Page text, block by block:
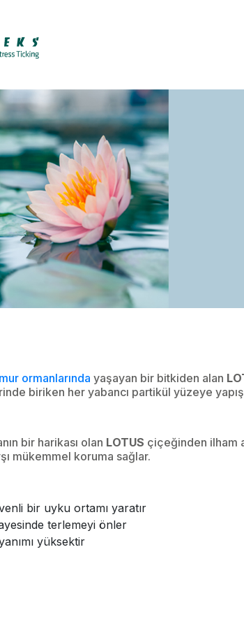
ormanlarında yaşayan bir bitkiden alan
biriken her yabancı partikül yüzeye
bir harikası olan LOTUS çiçeğinden ilham
mükemmel koruma sağlar.
bir uyku ortamı yaratır
terlemeyi önler
yüksektir